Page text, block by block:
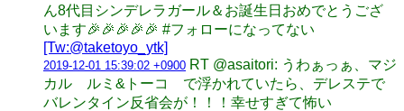
ん8代目シンデレラガール＆お誕生日おめでとうござ
います🎉🎉🎉🎉🎉 #フォローになってない
[Tw:@taketoyo_ytk]
2019-12-01 15:39:02 +0900 RT @asaitori: うわぁっぁ、マジ
カル ルミ&トーコ で浮かれていたら、デレステで
バレンタイン反省会が！！！幸せすぎて怖い